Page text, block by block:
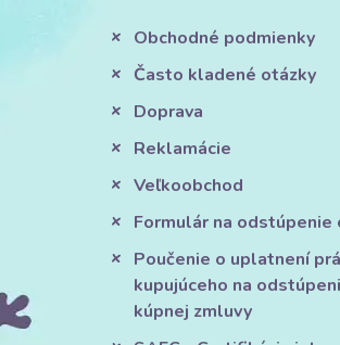
Obchodné podmienky
Často kladené otázky
Doprava
Reklamácie
Veľkoobchod
Formulár na odstúpenie
Poučenie o uplatnení
kupujúceho na
kúpnej zmluvy